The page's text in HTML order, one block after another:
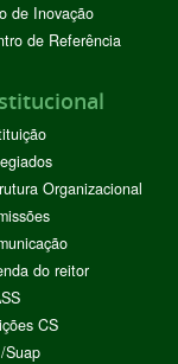
de Inovação
de Referência
Organizacional
do reitor
CS
Suap